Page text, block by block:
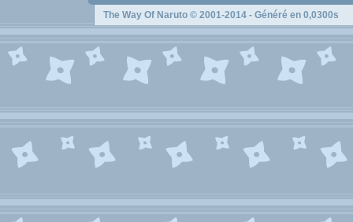
The Way Of Naruto © 2001-2014 - Généré en 0,0300s